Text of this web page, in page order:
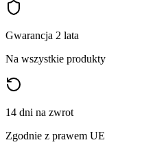
Gwarancja 2 lata
Na wszystkie produkty
14 dni na zwrot
Zgodnie z prawem UE